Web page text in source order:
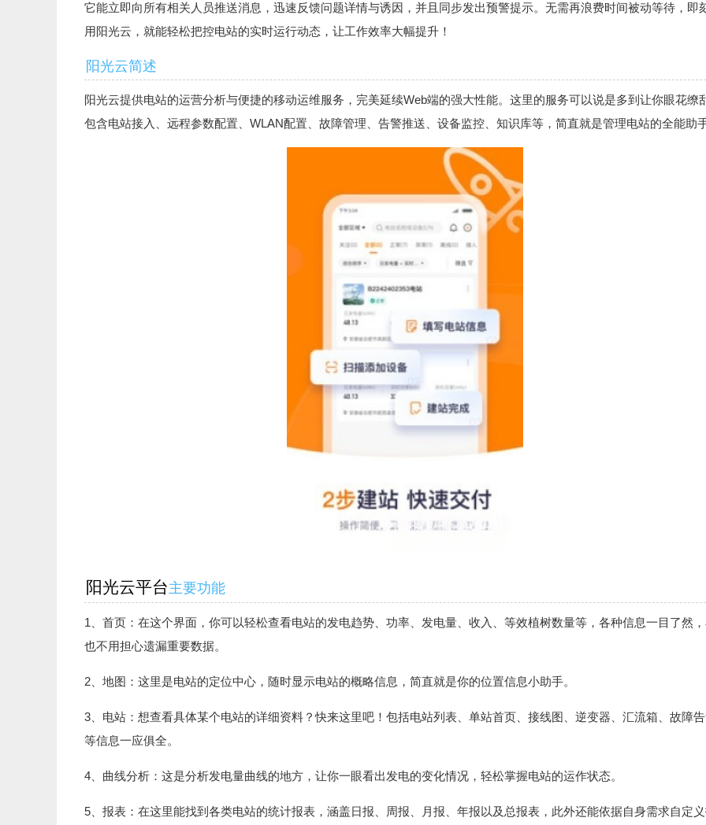
它能立即向所有相关人员推送消息，迅速反馈问题详情与诱因，并且同步发出预警提示。无需再浪费时间被动等待，即
用阳光云，就能轻松把控电站的实时运行动态，让工作效率大幅提升！
阳光云简述
阳光云提供电站的运营分析与便捷的移动运维服务，完美延续Web端的强大性能。这里的服务可以说是多到让你眼花缭
包含电站接入、远程参数配置、WLAN配置、故障管理、告警推送、设备监控、知识库等，简直就是管理电站的全能助
阳光云平台主要功能
1、首页：在这个界面，你可以轻松查看电站的发电趋势、功率、发电量、收入、等效植树数量等，各种信息一目了然
也不用担心遗漏重要数据。
2、地图：这里是电站的定位中心，随时显示电站的概略信息，简直就是你的位置信息小助手。
3、电站：想查看具体某个电站的详细资料？快来这里吧！包括电站列表、单站首页、接线图、逆变器、汇流箱、故障
等信息一应俱全。
4、曲线分析：这是分析发电量曲线的地方，让你一眼看出发电的变化情况，轻松掌握电站的运作状态。
5、报表：在这里能找到各类电站的统计报表，涵盖日报、周报、月报、年报以及总报表，此外还能依据自身需求自定